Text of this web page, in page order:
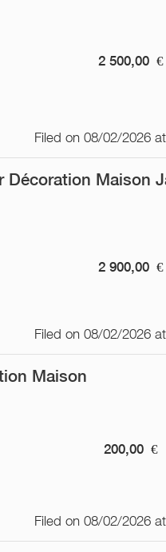
2 500,00 €
Filed on 08/02/2026
Décoration Maison
2 900,00 €
Filed on 08/02/2026
Maison
200,00 €
Filed on 08/02/2026